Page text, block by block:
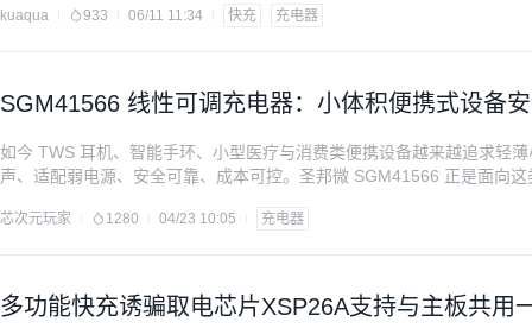
备连接到充电器
kuaqua 933 06/11 11:34 快充 充电器
SGM41566 线性可调充电器：小体积便携式设备
如今 TWS 耳机、智能手环、小型医疗与消费类便携设备越来越追求轻
声、适配弱电源、安全可靠、成本可控。圣邦微 SGM41566 正是面向
芯次元玩家 1280 04/23 10:05 充电器
多功能快充诱骗取电芯片XSP26A支持与主板共用